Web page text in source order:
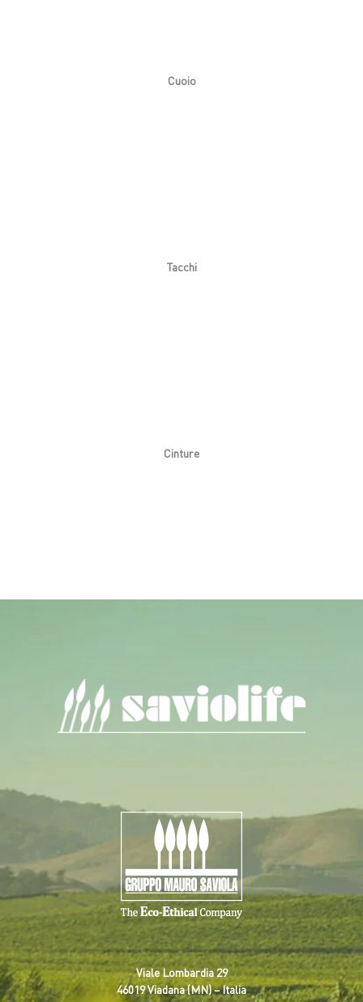
Cuoio
Tacchi
Cinture
Viale Lombardia 29
46019 Viadana (MN) – Italia